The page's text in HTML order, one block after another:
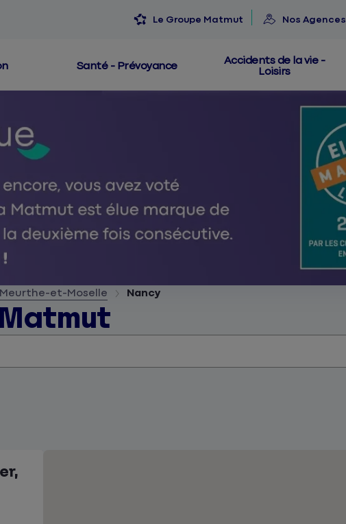
Le Groupe Matmut Nos Agences
Santé - Prévoyance
Accidents de la vie -
Loisirs
Meurthe-et-Moselle Nancy